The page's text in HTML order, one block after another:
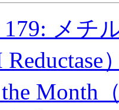
メチ
Month